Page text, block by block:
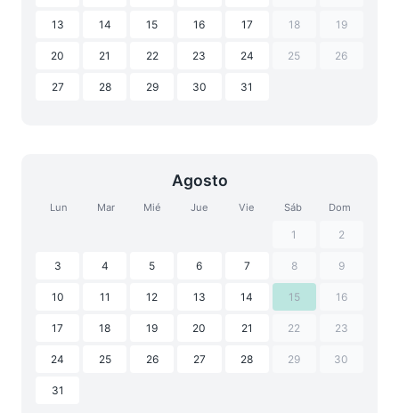
13 14 15 16 17 18 19
20 21 22 23 24 25 26
27 28 29 30 31
Agosto
Lun Mar Mié Jue Vie Sáb Dom
1 2
3 4 5 6 7 8 9
10 11 12 13 14 15 16
17 18 19 20 21 22 23
24 25 26 27 28 29 30
31